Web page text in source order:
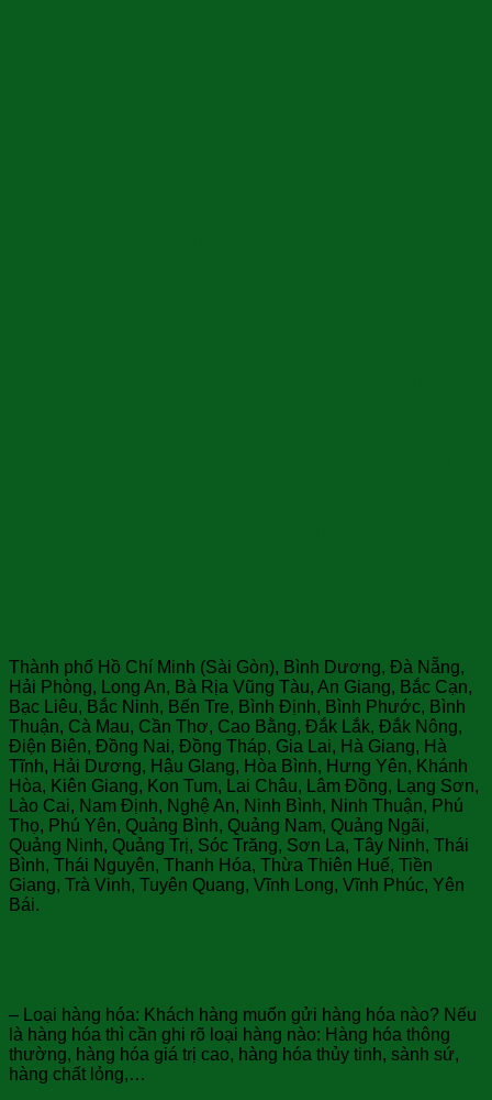
Thành phố Hồ Chí Minh (Sài Gòn), Bình Dương, Đà Nẵng,
Hải Phòng, Long An, Bà Rịa Vũng Tàu, An Giang, Bắc Cạn,
Bạc Liêu, Bắc Ninh, Bến Tre, Bình Định, Bình Phước, Bình
Thuận, Cà Mau, Cần Thơ, Cao Bằng, Đắk Lắk, Đắk Nông,
Điện Biên, Đồng Nai, Đồng Tháp, Gia Lai, Hà Giang, Hà
Tĩnh, Hải Dương, Hậu GIang, Hòa Bình, Hưng Yên, Khánh
Hòa, Kiên Giang, Kon Tum, Lai Châu, Lâm Đồng, Lạng Sơn,
Lào Cai, Nam Định, Nghệ An, Ninh Bình, Ninh Thuận, Phú
Thọ, Phú Yên, Quảng Bình, Quảng Nam, Quảng Ngãi,
Quảng Ninh, Quảng Trị, Sóc Trăng, Sơn La, Tây Ninh, Thái
Bình, Thái Nguyên, Thanh Hóa, Thừa Thiên Huế, Tiền
Giang, Trà Vinh, Tuyên Quang, Vĩnh Long, Vĩnh Phúc, Yên
Bái.
– Loại hàng hóa: Khách hàng muốn gửi hàng hóa nào? Nếu
là hàng hóa thì cần ghi rõ loại hàng nào: Hàng hóa thông
thường, hàng hóa giá trị cao, hàng hóa thủy tinh, sành sứ,
hàng chất lỏng,…